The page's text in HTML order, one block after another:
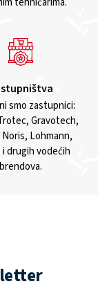
smo zastupnici:
Gravotech,
Noris, Lohmann,
i drugih vodećih
brendova.